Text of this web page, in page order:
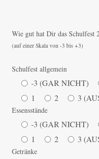
Wie gut hat Dir das Schulfest
(auf einer Skala von -3 bis +3)
Schulfest allgemein
-3 (GAR NICHT)
1
2 3
Essensstände
-3 (GAR NICHT)
1
2 3
Getränke